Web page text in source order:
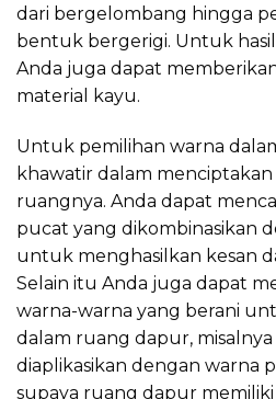
dari bergelombang hingga
bentuk bergerigi. Untuk
Anda juga dapat
material kayu.
Untuk pemilihan warna
khawatir dalam menciptakan
ruangnya. Anda dapat
pucat yang dikombinasikan
untuk menghasilkan kesan
Selain itu Anda juga dapat
warna-warna yang berani
dalam ruang dapur,
diaplikasikan dengan warna
supaya ruang dapur